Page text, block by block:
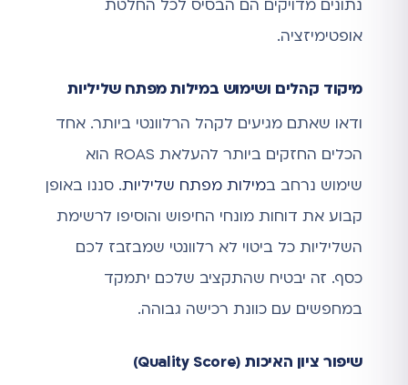
נתונים מדויקים הם הבסיס לכל החלטת
אופטימיזציה.
מיקוד קהלים ושימוש במילות מפתח שליליות
ודאו שאתם מגיעים לקהל הרלוונטי ביותר. אחד
הכלים החזקים ביותר להעלאת ROAS הוא
שימוש נרחב במילות מפתח שליליות. סננו באופן
קבוע את דוחות מונחי החיפוש והוסיפו לרשימת
השליליות כל ביטוי לא רלוונטי שמבזבז לכם
כסף. זה יבטיח שהתקציב שלכם יתמקד
במחפשים עם כוונת רכישה גבוהה.
שיפור ציון האיכות (Quality Score)